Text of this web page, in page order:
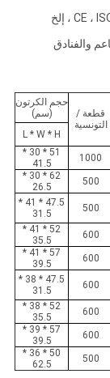
1. وافقت ادارة الاغذية والعقاقير ، الاتحاد الأوروبي ، CE ، ISO ، إلخ
والفنادق
قطعة /
التونسية
حجم الكرتون
(سم)
L * W * H
1000
51 * 30 *
41.5
500
62 * 30 *
26.5
500
47.5 * 41 *
31.5
600
52 * 41 *
35.5
600
57 * 41 *
39.5
600
47.5 * 38 *
31.5
600
52 * 38 *
35.5
600
57 * 39 *
39.5
500
50 * 36 *
62.5